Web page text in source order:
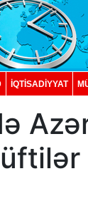
İQTISADIYYAT